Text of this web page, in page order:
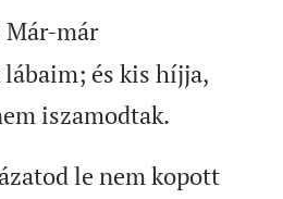
Már-már
és kis híjja,
iszamodtak.
le nem kopott